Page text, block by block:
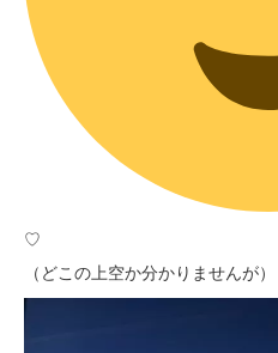
♡
（どこの上空か分かりませんが）